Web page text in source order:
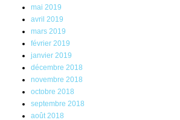
mai 2019
avril 2019
mars 2019
février 2019
janvier 2019
décembre 2018
novembre 2018
octobre 2018
septembre 2018
août 2018